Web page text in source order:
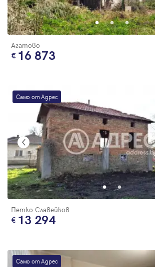
Агатово
16 873
Само от Адрес
Петко Славейков
13 294
Само от Адрес
Парола
Забравена парола
Регистрация